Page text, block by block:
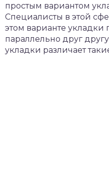
простым вариантом
Специалисты в этой
этом варианте укладки
параллельно друг
укладки различает